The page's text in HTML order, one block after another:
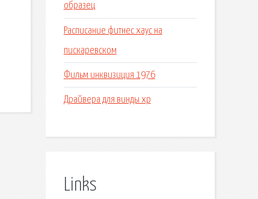
образец
Расписание фитнес хаус на
пискаревском
Фильм инквизиция 1976
Драйвера для винды хр
Links